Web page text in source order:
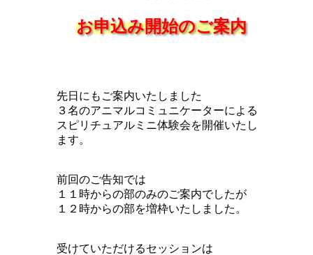
お申込み開始のご案内
先日にもご案内いたしました
３名のアニマルコミュニケーターによる
スピリチュアルミニ体験会を開催いたし
ます。
前回のご告知では
１１時からの部のみのご案内でしたが
１２時からの部を増枠いたしました。
受けていただけるセッションは